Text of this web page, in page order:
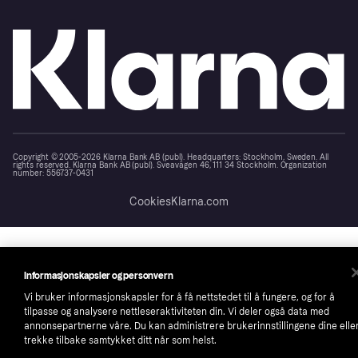
Copyright © 2005-2026 Klarna Bank AB (publ). Headquarters: Stockholm, Sweden. All
rights reserved. Klarna Bank AB (publ). Sveavägen 46, 111 34 Stockholm. Organization
number: 556737-0431
CookiesKlarna.com
Informasjonskapsler og personvern
Vi bruker informasjonskapsler for å få nettstedet til å fungere, og for å
tilpasse og analysere nettleseraktiviteten din. Vi deler også data med
annonsepartnerne våre. Du kan administrere brukerinnstillingene dine
trekke tilbake samtykket ditt når som helst.